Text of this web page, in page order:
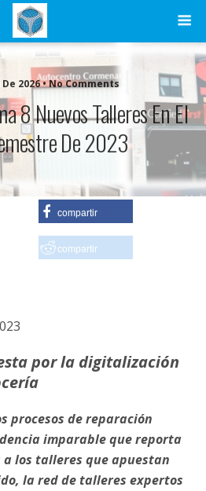
2026 • No Comments
8 Nuevos Talleres En El
De 2023
compartir
compartir
por la digitalización
procesos de reparación
imparable que reporta
los talleres que apuestan
la red de talleres expertos